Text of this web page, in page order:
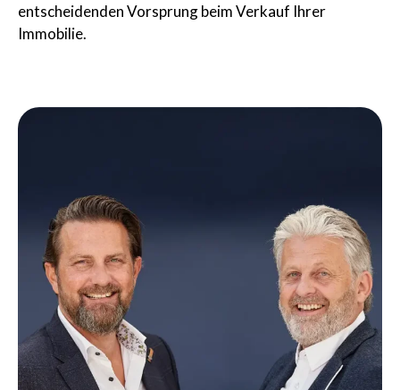
entscheidenden Vorsprung beim Verkauf Ihrer
Immobilie.